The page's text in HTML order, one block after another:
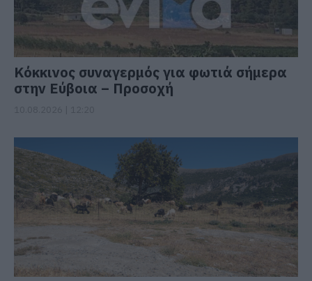
Κόκκινος συναγερμός για φωτιά σήμερα
στην Εύβοια – Προσοχή